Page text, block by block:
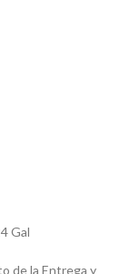
Gal
de la Entrega y